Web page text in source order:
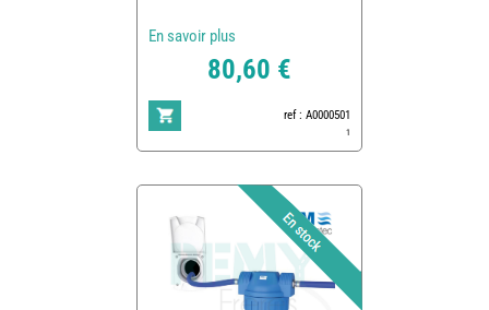
En savoir plus
80,60 €
ref : A0000501
1